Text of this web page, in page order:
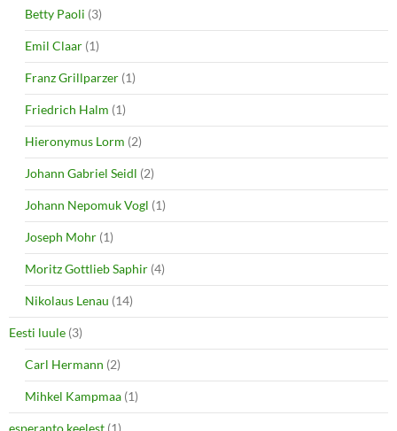
Betty Paoli (3)
Emil Claar (1)
Franz Grillparzer (1)
Friedrich Halm (1)
Hieronymus Lorm (2)
Johann Gabriel Seidl (2)
Johann Nepomuk Vogl (1)
Joseph Mohr (1)
Moritz Gottlieb Saphir (4)
Nikolaus Lenau (14)
Eesti luule (3)
Carl Hermann (2)
Mihkel Kampmaa (1)
esperanto keelest (1)